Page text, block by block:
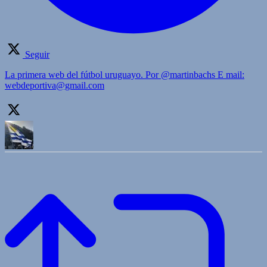
Seguir
La primera web del fútbol uruguayo. Por @martinbachs E mail:
webdeportiva@gmail.com